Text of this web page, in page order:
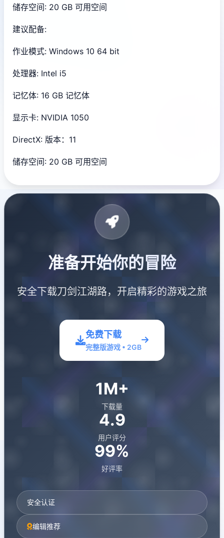
储存空间: 20 GB 可用空间
建议配备:
作业模式: Windows 10 64 bit
处理器: Intel i5
记忆体: 16 GB 记忆体
显示卡: NVIDIA 1050
DirectX: 版本：11
储存空间: 20 GB 可用空间
准备开始你的冒险
安全下载刀剑江湖路，开启精彩的游戏之旅
免费下载
完整版游戏 • 2GB
1M+
下载量
4.9
用户评分
99%
好评率
安全认证
编辑推荐